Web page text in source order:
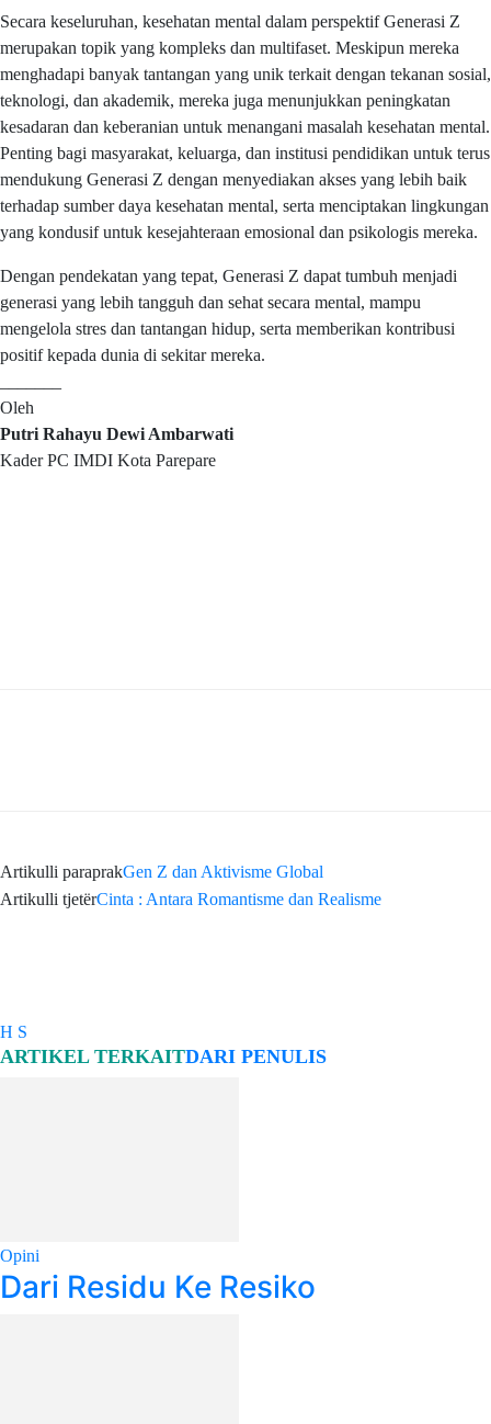
Secara keseluruhan, kesehatan mental dalam perspektif Generasi Z
merupakan topik yang kompleks dan multifaset. Meskipun mereka
menghadapi banyak tantangan yang unik terkait dengan tekanan sosial,
teknologi, dan akademik, mereka juga menunjukkan peningkatan
kesadaran dan keberanian untuk menangani masalah kesehatan mental.
Penting bagi masyarakat, keluarga, dan institusi pendidikan untuk terus
mendukung Generasi Z dengan menyediakan akses yang lebih baik
terhadap sumber daya kesehatan mental, serta menciptakan lingkungan
yang kondusif untuk kesejahteraan emosional dan psikologis mereka.
Dengan pendekatan yang tepat, Generasi Z dapat tumbuh menjadi
generasi yang lebih tangguh dan sehat secara mental, mampu
mengelola stres dan tantangan hidup, serta memberikan kontribusi
positif kepada dunia di sekitar mereka.
Oleh
Putri Rahayu Dewi Ambarwati
Kader PC IMDI Kota Parepare
Artikulli paraprakGen Z dan Aktivisme Global
Artikulli tjetërCinta : Antara Romantisme dan Realisme
H S
ARTIKEL TERKAITDARI PENULIS
Opini
Dari Residu Ke Resiko